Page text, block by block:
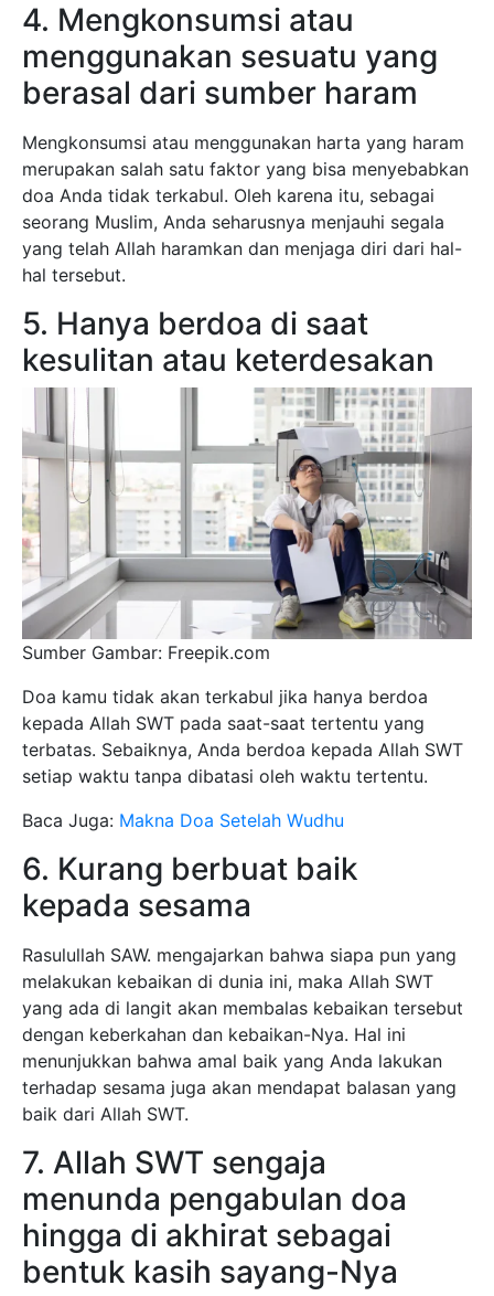
4. Mengkonsumsi atau
menggunakan sesuatu yang
berasal dari sumber haram
Mengkonsumsi atau menggunakan harta yang haram
merupakan salah satu faktor yang bisa menyebabkan
doa Anda tidak terkabul. Oleh karena itu, sebagai
seorang Muslim, Anda seharusnya menjauhi segala
yang telah Allah haramkan dan menjaga diri dari hal-
hal tersebut.
5. Hanya berdoa di saat
kesulitan atau keterdesakan
Sumber Gambar: Freepik.com
Doa kamu tidak akan terkabul jika hanya berdoa
kepada Allah SWT pada saat-saat tertentu yang
terbatas. Sebaiknya, Anda berdoa kepada Allah SWT
setiap waktu tanpa dibatasi oleh waktu tertentu.
Baca Juga: Makna Doa Setelah Wudhu
6. Kurang berbuat baik
kepada sesama
Rasulullah SAW. mengajarkan bahwa siapa pun yang
melakukan kebaikan di dunia ini, maka Allah SWT
yang ada di langit akan membalas kebaikan tersebut
dengan keberkahan dan kebaikan-Nya. Hal ini
menunjukkan bahwa amal baik yang Anda lakukan
terhadap sesama juga akan mendapat balasan yang
baik dari Allah SWT.
7. Allah SWT sengaja
menunda pengabulan doa
hingga di akhirat sebagai
bentuk kasih sayang-Nya